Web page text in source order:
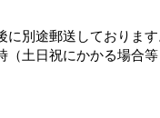
別途郵送しております
土日祝にかかる場合